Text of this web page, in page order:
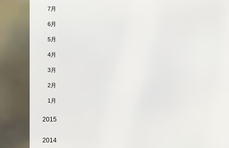
7月
6月
5月
4月
3月
2月
1月
2015
2014